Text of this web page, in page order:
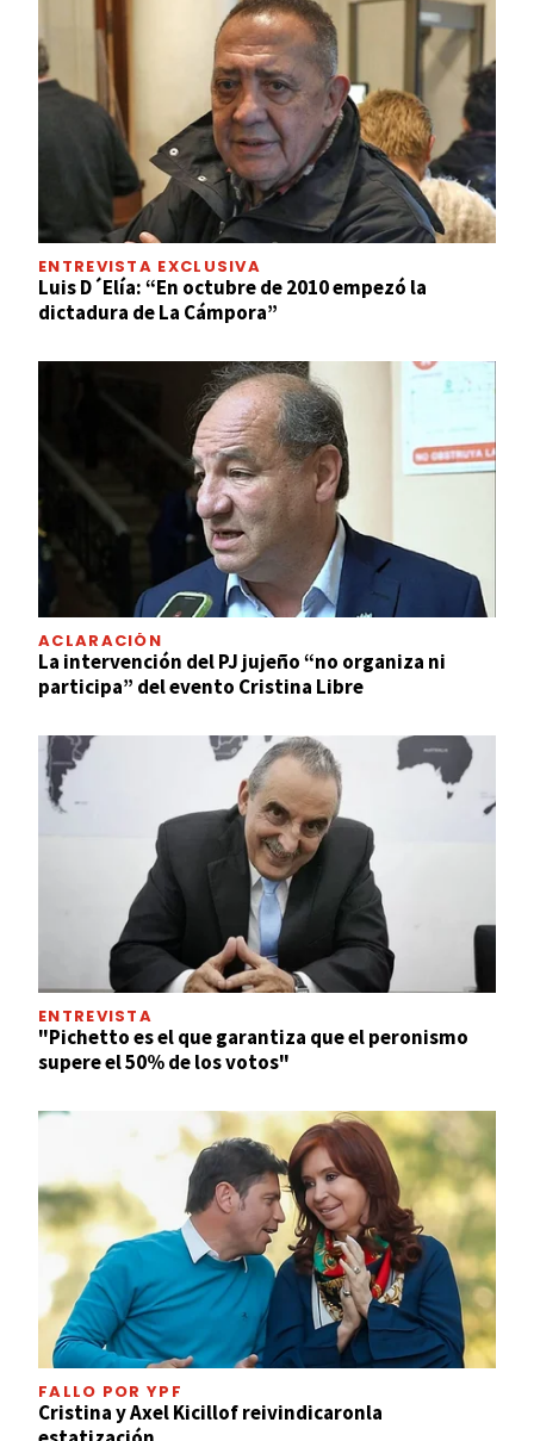
ENTREVISTA EXCLUSIVA
Luis D´Elía: “En octubre de 2010 empezó la
dictadura de La Cámpora”
ACLARACIÓN
La intervención del PJ jujeño “no organiza ni
participa” del evento Cristina Libre
ENTREVISTA
"Pichetto es el que garantiza que el peronismo
supere el 50% de los votos"
FALLO POR YPF
Cristina y Axel Kicillof reivindicaronla